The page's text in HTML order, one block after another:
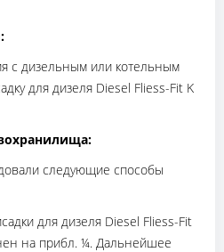
с дизельным или котельным
для дизеля Diesel Fliess-Fit K
следующие способы
для дизеля Diesel Fliess-Fit
на прибл. ¼. Дальнейшее